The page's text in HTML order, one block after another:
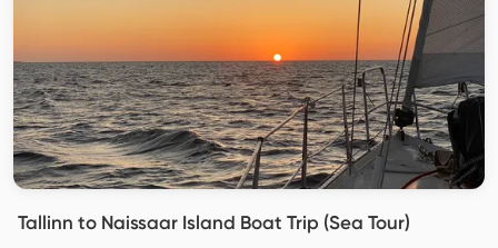
Tallinn to Naissaar Island Boat Trip (Sea Tour)